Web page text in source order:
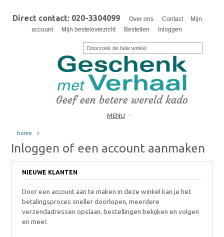
Direct contact: 020-3304099 Over ons Contact
Mijn
account
Mijn besteloverzicht Bestellen Inloggen
MENU
home
Inloggen of een account aanmaken
NIEUWE KLANTEN
Door een account aan te maken in deze winkel kan je het
betalingsproces sneller doorlopen, meerdere
verzendadressen opslaan, bestellingen bekijken en volgen
en meer.